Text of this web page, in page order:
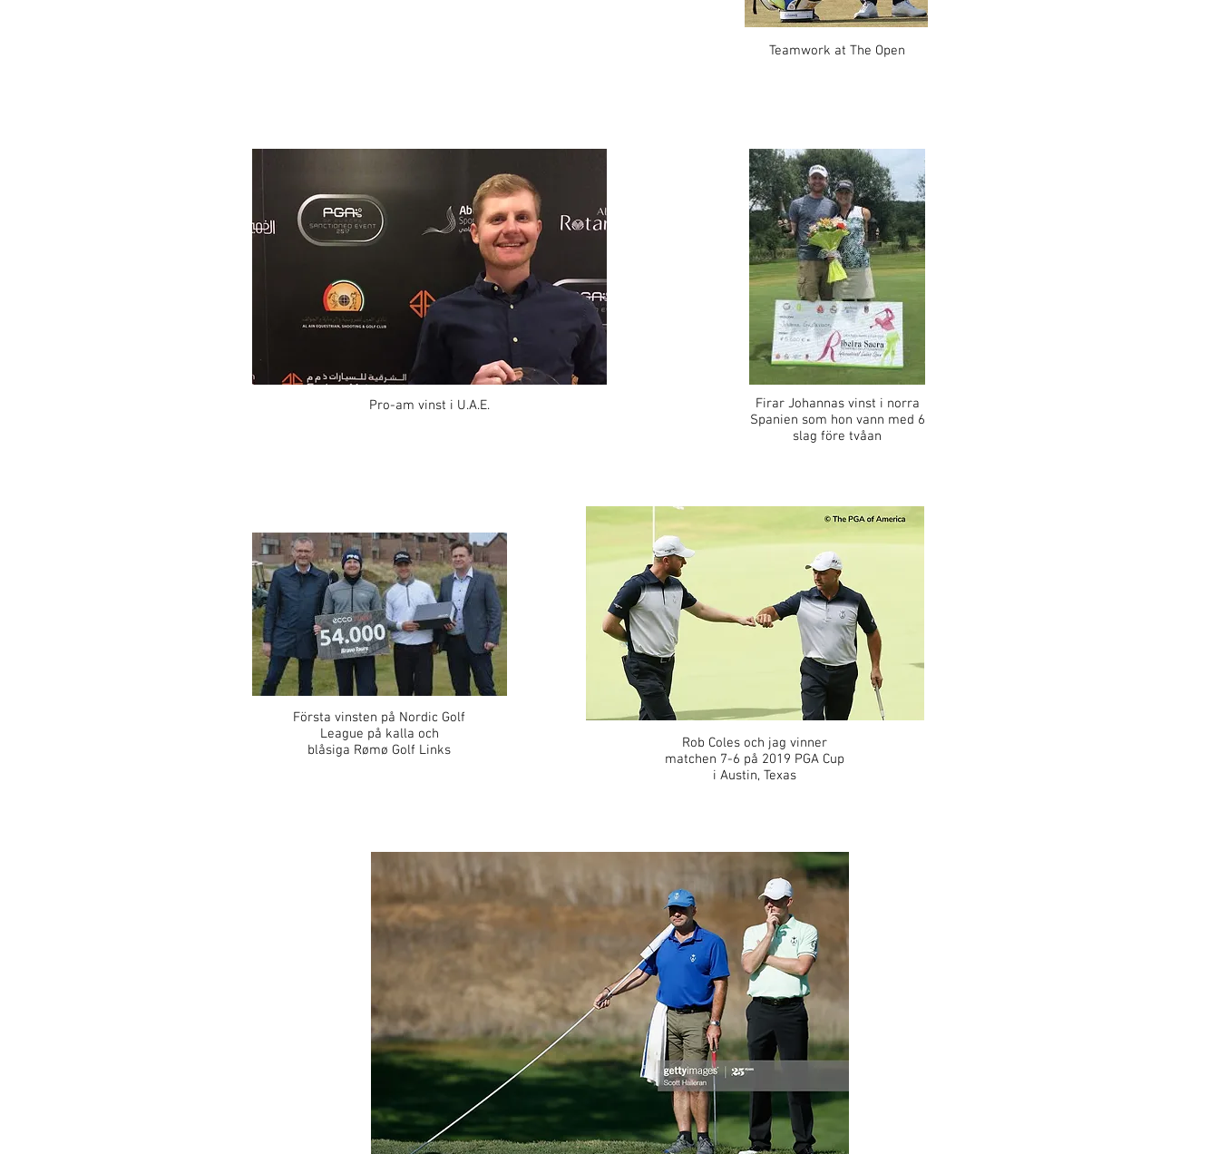
Teamwork at The Open
Pro-am vinst i U.A.E.
Firar Johannas vinst i norra
Spanien som hon vann med 6
slag före tvåan
Första vinsten på Nordic Golf
League på kalla och
blåsiga Rømø Golf Links
Rob Coles och jag vinner
matchen 7-6 på 2019 PGA Cup
i Austin, Texas